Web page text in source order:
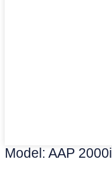
Model: AAP 2000i